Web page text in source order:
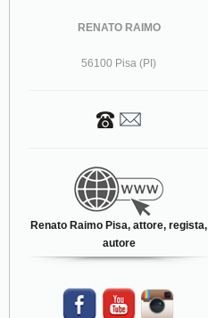
RENATO RAIMO
56100 Pisa (PI)
Renato Raimo Pisa, attore, regista,
autore